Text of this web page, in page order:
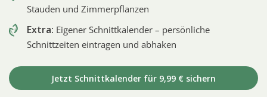
Stauden und Zimmerpflanzen
Extra: Eigener Schnittkalender – persönliche
Schnittzeiten eintragen und abhaken
Jetzt Schnittkalender für 9,99 € sichern